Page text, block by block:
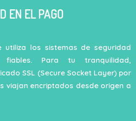
EN EL PAGO
utiliza los sistemas de seguridad
Para tu tranquilidad,
SSL (Secure Socket Layer) por
viajan encriptados desde origen a